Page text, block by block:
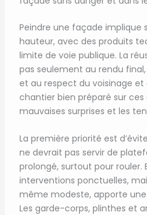
Peindre une façade implique
hauteur, avec des produits
limite de voie publique. La
pas seulement au rendu
et au respect du voisinage et
chantier bien préparé sur
mauvaises surprises et les
La première priorité est
ne devrait pas servir de
prolongé, surtout pour rouler.
interventions ponctuelles,
même modeste, apporte
Les garde-corps, plinthes et